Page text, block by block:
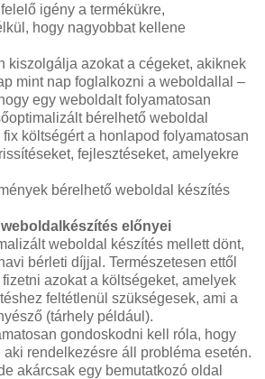
igény a termékükre,
hogy nagyobbat kellene
kiszolgálja azokat a cégeket, akiknek
mint nap foglalkozni a weboldallal –
egy weboldalt folyamatosan
bérelhető weboldal
költségért a honlapod folyamatosan
fejlesztéseket, amelyekre
bérelhető weboldal készítés
előnyei
weboldal készítés mellett dönt,
bérleti díjjal. Természetesen ettől
azokat a költségeket, amelyek
feltétlenül szükségesek, ami a
(tárhely például).
gondoskodni kell róla, hogy
aki rendelkezésre áll probléma esetén.
akárcsak egy bemutatkozó oldal